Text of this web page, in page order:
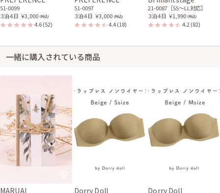
51-0099
３泊４日 ￥3,000 (税込)
4.6(52)
51-0097
３泊４日 ￥3,000 (税込)
4.4(18)
21-0087［SS〜LL対応］
３泊４日 ￥1,990 (税込)
4.2 (82)
一緒に購入されている商品
MARUAI Dorry Doll Dorry Doll